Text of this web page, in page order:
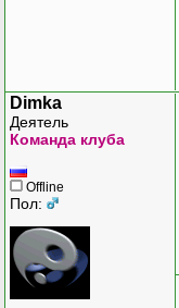
Dimka
Деятель
Команда клуба
Offline
Пол: